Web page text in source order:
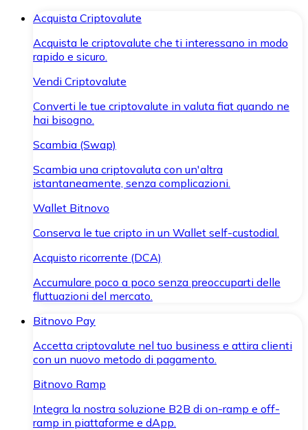
Acquista Criptovalute
Acquista le criptovalute che ti interessano in modo
rapido e sicuro.
Vendi Criptovalute
Converti le tue criptovalute in valuta fiat quando ne
hai bisogno.
Scambia (Swap)
Scambia una criptovaluta con un'altra
istantaneamente, senza complicazioni.
Wallet Bitnovo
Conserva le tue cripto in un Wallet self-custodial.
Acquisto ricorrente (DCA)
Accumulare poco a poco senza preoccuparti delle
fluttuazioni del mercato.
Bitnovo Pay
Accetta criptovalute nel tuo business e attira clienti
con un nuovo metodo di pagamento.
Bitnovo Ramp
Integra la nostra soluzione B2B di on-ramp e off-
ramp in piattaforme e dApp.